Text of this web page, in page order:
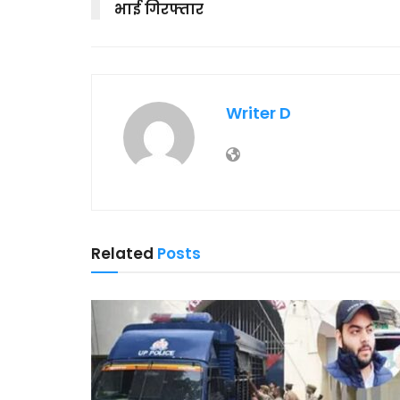
भाई गिरफ्तार
Writer D
Related Posts